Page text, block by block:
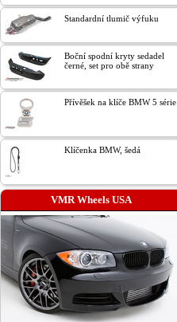
Standardní tlumič výfuku
Boční spodní kryty sedadel
černé, set pro obě strany
Přívěšek na klíče BMW 5 série
Klíčenka BMW, šedá
VMR Wheels USA